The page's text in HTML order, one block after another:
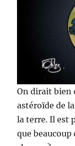
On dirait bien
astéroïde de
la terre. Il est
que beaucoup